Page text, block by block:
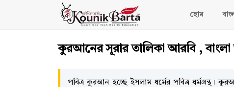
হোম
কুরআনের সূরার তালিকা আরবি ,
পবিত্র কুরআন হচ্ছে ইসলাম ধর্মের পবিত্র ধর্মগ্রন্থ।